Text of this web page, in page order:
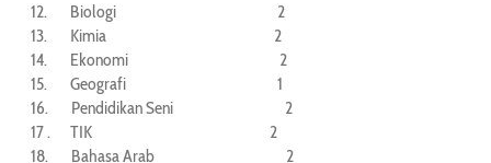
12. Biologi 2
13. Kimia 2
14. Ekonomi 2
15. Geografi 1
16. Pendidikan Seni 2
17 . TIK 2
18. Bahasa Arab 2